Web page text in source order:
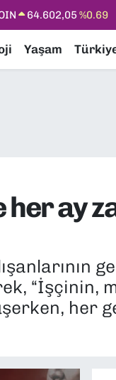
47,5986%0.06
64,2438%0.21
Yaşam
ay
“İşçinin,
her